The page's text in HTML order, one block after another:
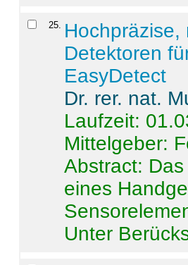
25.
Detektoren
EasyDetect
Dr. rer. nat.
Laufzeit:
Mittelgeber:
Abstract:
eines
Unter